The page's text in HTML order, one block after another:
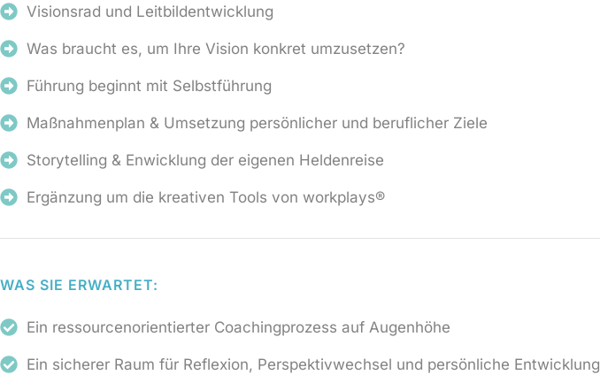
Visionsrad und Leitbildentwicklung
Was braucht es, um Ihre Vision konkret umzusetzen?
Führung beginnt mit Selbstführung
Maßnahmenplan & Umsetzung persönlicher und beruflicher Ziele
Storytelling & Enwicklung der eigenen Heldenreise
Ergänzung um die kreativen Tools von workplays®
WAS SIE ERWARTET:
Ein ressourcenorientierter Coachingprozess auf Augenhöhe
Ein sicherer Raum für Reflexion, Perspektivwechsel und persönliche Entwicklung